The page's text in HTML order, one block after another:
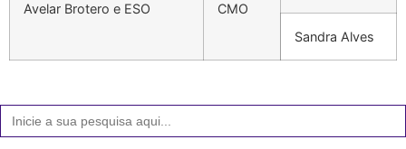
Avelar Brotero e ESO
CMO
Sandra Alves
Search
for: